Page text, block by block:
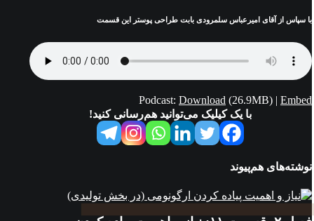
با سپاس از آقای امیرعباس سلمرودی بابت طراحی پوستر این قسمت
Podcast: Download (26.9MB) | Embed
با یک کیلیک می‌توانید هم‌رسانی کنید!
نوشته‌های هم‌پیوند